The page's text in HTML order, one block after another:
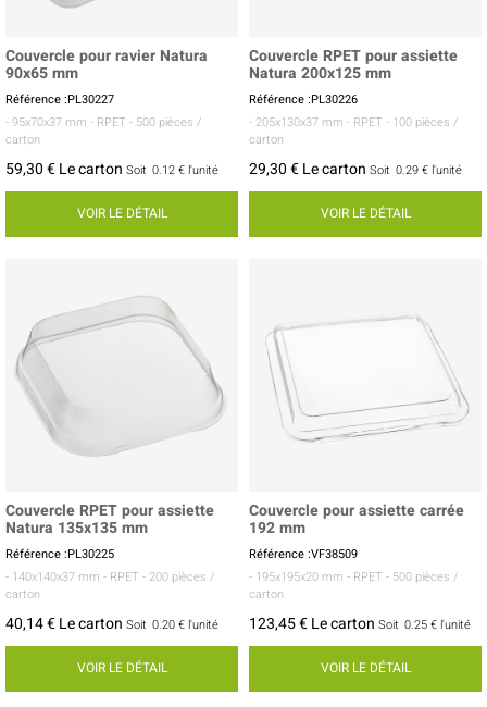
Couvercle pour ravier Natura
90x65 mm
Référence :PL30227
- 95x70x37 mm - RPET - 500 pièces /
carton
59,30 € Le carton Soit 0.12 € l'unité
VOIR LE DÉTAIL
Couvercle RPET pour assiette
Natura 200x125 mm
Référence :PL30226
- 205x130x37 mm - RPET - 100 pièces /
carton
29,30 € Le carton Soit 0.29 € l'unité
VOIR LE DÉTAIL
Couvercle RPET pour assiette
Natura 135x135 mm
Référence :PL30225
- 140x140x37 mm - RPET - 200 pièces /
carton
40,14 € Le carton Soit 0.20 € l'unité
VOIR LE DÉTAIL
Couvercle pour assiette carrée
192 mm
Référence :VF38509
- 195x195x20 mm - RPET - 500 pièces /
carton
123,45 € Le carton Soit 0.25 € l'unité
VOIR LE DÉTAIL